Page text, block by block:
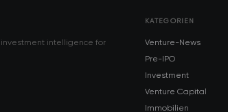
intelligence for
KATEGORIEN
Venture-News
Pre-IPO
Investment
Venture Capital
Immobilien